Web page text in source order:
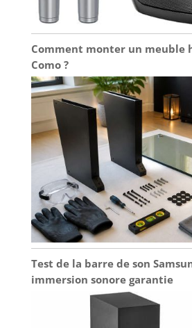
Comment monter un meuble
Como ?
Test de la barre de son
immersion sonore garantie